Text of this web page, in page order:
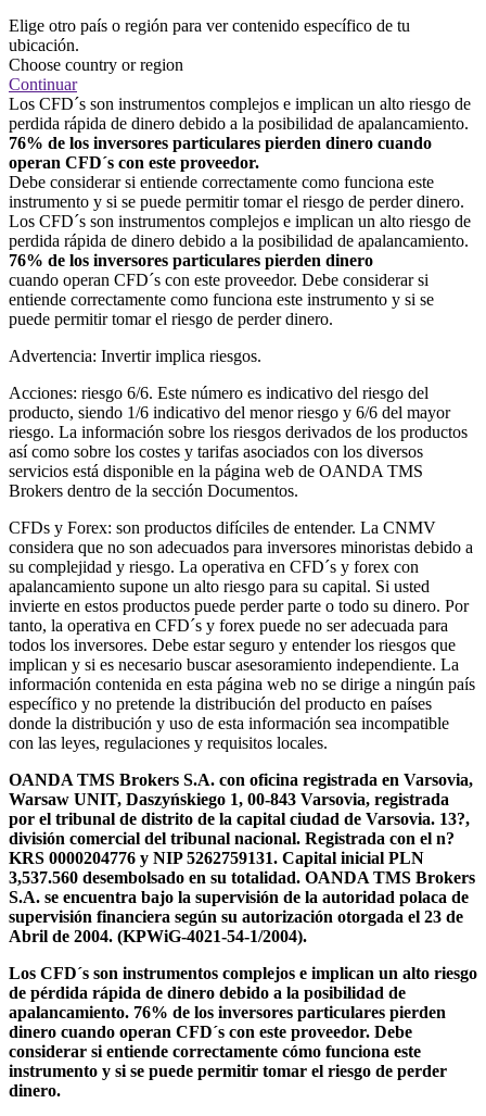
Elige otro país o región para ver contenido específico de tu
ubicación.
Choose country or region
Continuar
Los CFD´s son instrumentos complejos e implican un alto riesgo de
perdida rápida de dinero debido a la posibilidad de apalancamiento.
76% de los inversores particulares pierden dinero cuando
operan CFD´s con este proveedor.
Debe considerar si entiende correctamente como funciona este
instrumento y si se puede permitir tomar el riesgo de perder dinero.
Los CFD´s son instrumentos complejos e implican un alto riesgo de
perdida rápida de dinero debido a la posibilidad de apalancamiento.
76% de los inversores particulares pierden dinero
cuando operan CFD´s con este proveedor. Debe considerar si
entiende correctamente como funciona este instrumento y si se
puede permitir tomar el riesgo de perder dinero.
Advertencia: Invertir implica riesgos.
Acciones: riesgo 6/6. Este número es indicativo del riesgo del
producto, siendo 1/6 indicativo del menor riesgo y 6/6 del mayor
riesgo. La información sobre los riesgos derivados de los productos
así como sobre los costes y tarifas asociados con los diversos
servicios está disponible en la página web de OANDA TMS
Brokers dentro de la sección Documentos.
CFDs y Forex: son productos difíciles de entender. La CNMV
considera que no son adecuados para inversores minoristas debido a
su complejidad y riesgo. La operativa en CFD´s y forex con
apalancamiento supone un alto riesgo para su capital. Si usted
invierte en estos productos puede perder parte o todo su dinero. Por
tanto, la operativa en CFD´s y forex puede no ser adecuada para
todos los inversores. Debe estar seguro y entender los riesgos que
implican y si es necesario buscar asesoramiento independiente. La
información contenida en esta página web no se dirige a ningún país
específico y no pretende la distribución del producto en países
donde la distribución y uso de esta información sea incompatible
con las leyes, regulaciones y requisitos locales.
OANDA TMS Brokers S.A. con oficina registrada en Varsovia,
Warsaw UNIT, Daszyńskiego 1, 00-843 Varsovia, registrada
por el tribunal de distrito de la capital ciudad de Varsovia. 13?,
división comercial del tribunal nacional. Registrada con el n?
KRS 0000204776 y NIP 5262759131. Capital inicial PLN
3,537.560 desembolsado en su totalidad. OANDA TMS Brokers
S.A. se encuentra bajo la supervisión de la autoridad polaca de
supervisión financiera según su autorización otorgada el 23 de
Abril de 2004. (KPWiG-4021-54-1/2004).
Los CFD´s son instrumentos complejos e implican un alto riesgo
de pérdida rápida de dinero debido a la posibilidad de
apalancamiento. 76% de los inversores particulares pierden
dinero cuando operan CFD´s con este proveedor. Debe
considerar si entiende correctamente cómo funciona este
instrumento y si se puede permitir tomar el riesgo de perder
dinero.